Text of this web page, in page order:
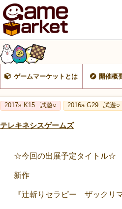
ゲームマーケットとは 開催概
2017s K15 試遊○ 2016a G29 試遊○
テレキネシスゲームズ
☆今回の出展予定タイトル☆
新作
『辻斬りセラピー ザックリマ